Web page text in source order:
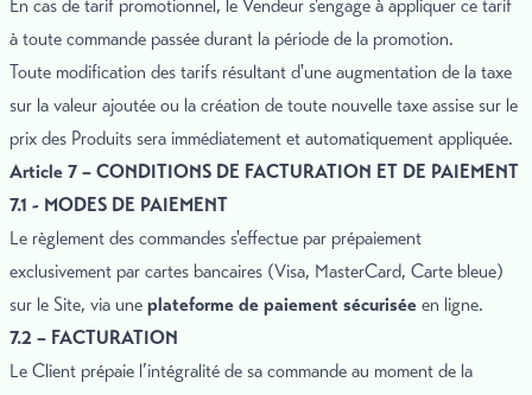
En cas de tarif promotionnel, le Vendeur s'engage à appliquer ce tarif
à toute commande passée durant la période de la promotion.
Toute modification des tarifs résultant d'une augmentation de la taxe
sur la valeur ajoutée ou la création de toute nouvelle taxe assise sur le
prix des Produits sera immédiatement et automatiquement appliquée.
Article 7 – CONDITIONS DE FACTURATION ET DE PAIEMENT
7.1 - MODES DE PAIEMENT
Le règlement des commandes s'effectue par prépaiement
exclusivement par cartes bancaires (Visa, MasterCard, Carte bleue)
sur le Site, via une plateforme de paiement sécurisée en ligne.
7.2 – FACTURATION
Le Client prépaie l’intégralité de sa commande au moment de la